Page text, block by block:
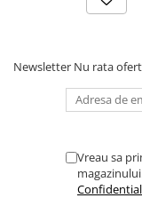
Newsletter Nu rata
Vreau sa